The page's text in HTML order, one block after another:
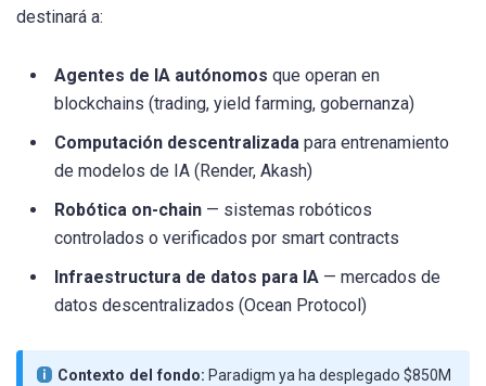
destinará a:
Agentes de IA autónomos que operan en
blockchains (trading, yield farming, gobernanza)
Computación descentralizada para entrenamiento
de modelos de IA (Render, Akash)
Robótica on-chain — sistemas robóticos
controlados o verificados por smart contracts
Infraestructura de datos para IA — mercados de
datos descentralizados (Ocean Protocol)
Contexto del fondo: Paradigm ya ha desplegado $850M